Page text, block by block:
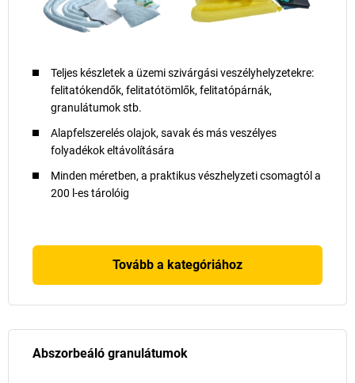
Teljes készletek a üzemi szivárgási veszélyhelyzetekre:
felitatókendők, felitatótömlők, felitatópárnák,
granulátumok stb.
Alapfelszerelés olajok, savak és más veszélyes
folyadékok eltávolítására
Minden méretben, a praktikus vészhelyzeti csomagtól a
200 l-es tárolóig
Tovább a kategóriához
Abszorbeáló granulátumok